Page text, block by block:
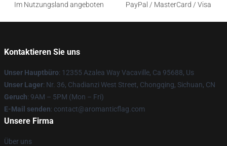
Im Nutzungsland angeboten
PayPal / MasterCard / Visa
Kontaktieren Sie uns
Unser Hauptbüro: 12355 Azalea Way Vacaville, Ca 95688, Us
Unser Lager: Nr. 36, Chadianzi West Street, Chongqing, Sichuan, CN
Geruch: 9AM – 5PM (Mon – Fri)
E-Mail senden: contact@aromanticflag.com
Unsere Firma
Über uns